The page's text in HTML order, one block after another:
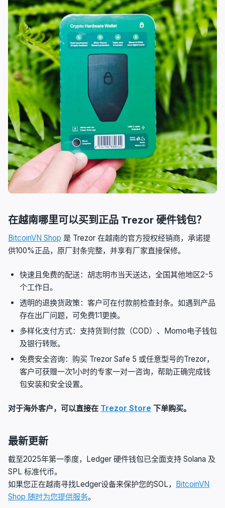
在越南哪里可以买到正品 Trezor 硬件钱包？
BitcoinVN Shop 是 Trezor 在越南的官方授权经销商，承诺提
供100%正品，原厂封条完整，并享有厂家直接保修。
快速且免费的配送：胡志明市当天送达，全国其他地区2-5
个工作日。
透明的退换货政策：客户可在付款前检查封条。如遇到产品
存在出厂问题，可免费1:1更换。
多样化支付方式：支持货到付款（COD）、Momo电子钱包
及银行转账。
免费安全咨询：购买 Trezor Safe 5 或任意型号的Trezor，
客户可获赠一次1小时的专家一对一咨询，帮助正确完成钱
包安装和安全设置。
对于海外客户，可以直接在 Trezor Store 下单购买。
最新更新
截至2025年第一季度，Ledger 硬件钱包已全面支持 Solana 及
SPL 标准代币。
如果您正在越南寻找Ledger设备来保护您的SOL， BitcoinVN
Shop 随时为您提供服务。